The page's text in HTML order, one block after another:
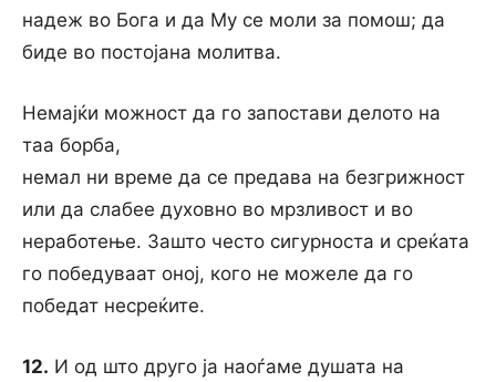
надеж во Бога и да My ce моли за помош; да
биде во постојана молитва.
Немајќи можност да го запостави делото на
таа борба,
немал ни време да се предава на безгрижност
или да слабее духовно во мрзливост и во
неработење. Зашто често сигурноста и среќата
го победуваат оној, кого не можеле да го
победат несреќите.
12. И од што друго ја наоѓаме душата на